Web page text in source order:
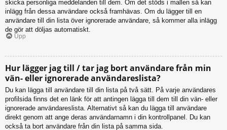
skicka personliga meddelanden till dem. Om det stöds i mallen så kan
inlägg från dessa användare också framhävas. Om du lägger till en
användare till din lista över ignorerade användare, så kommer alla inlägg
de gör att döljas automatiskt.
Upp
Hur lägger jag till / tar jag bort användare från min
vän- eller ignorerade användareslista?
Du kan lägga till användare till din lista på två sätt. På varje användares
profilsida finns det en länk för att antingen lägga till dem till din vän- eller
ignorerade användareslista. Alternativt så kan du lägga till användare
direkt genom att ange deras användarnamn i din kontrollpanel. Du kan
också ta bort användare från din lista på samma sida.